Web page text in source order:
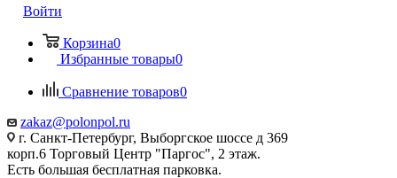
Войти
Корзина0
Избранные товары0
Сравнение товаров0
zakaz@polonpol.ru
г. Санкт-Петербург, Выборгское шоссе д 369
корп.6 Торговый Центр "Паргос", 2 этаж.
Есть большая бесплатная парковка.